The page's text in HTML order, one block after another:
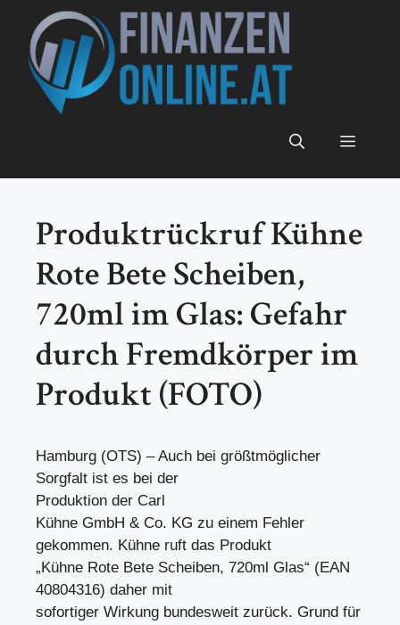
Inhalt
springen
Menü
Produktrückruf Kühne
Rote Bete Scheiben,
720ml im Glas: Gefahr
durch Fremdkörper im
Produkt (FOTO)
Hamburg (OTS) – Auch bei größtmöglicher
Sorgfalt ist es bei der
Produktion der Carl
Kühne GmbH & Co. KG zu einem Fehler
gekommen. Kühne ruft das Produkt
„Kühne Rote Bete Scheiben, 720ml Glas“ (EAN
40804316) daher mit
sofortiger Wirkung bundesweit zurück. Grund für